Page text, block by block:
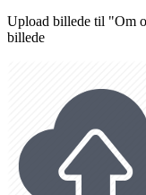
Upload billede til "Om
billede